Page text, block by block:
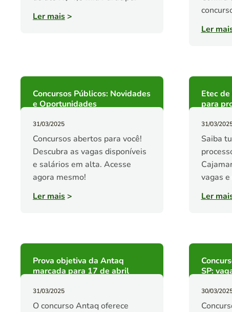
Ler mais>
Ler
Concursos Públicos: Novidades
e Oportunidades
31/03/2025
Concursos abertos para você!
Descubra as vagas disponíveis
e salários em alta. Acesse
agora mesmo!
Ler mais>
Etec
para
31/03/
Saiba
vagas
Ler
Prova objetiva da Antaq
marcada para 17 de abril
31/03/2025
O concurso Antaq oferece
SP:
30/03/